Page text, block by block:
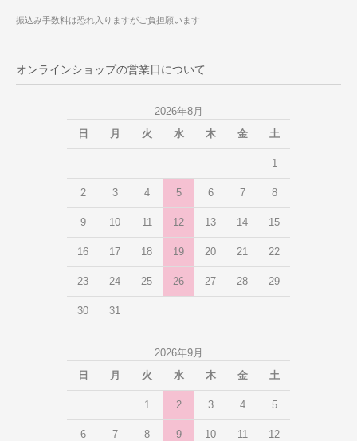
振込み手数料は恐れ入りますがご負担願います
オンラインショップの営業日について
2026年8月
日
月 火 水 木 金 土
1
2 3 4 5 6 7 8
9 10 11 12 13 14 15
16 17 18 19 20 21 22
23 24 25 26 27 28 29
30 31
2026年9月
日
月 火 水 木 金 土
1 2 3 4 5
6 7 8 9 10 11 12